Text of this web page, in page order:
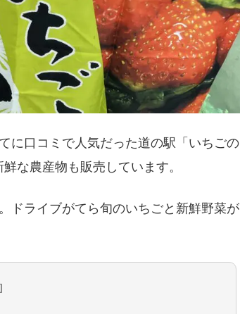
に口コミで人気だった道の駅「いちごの
な農産物も販売しています。
ドライブがてら旬のいちごと新鮮野菜が